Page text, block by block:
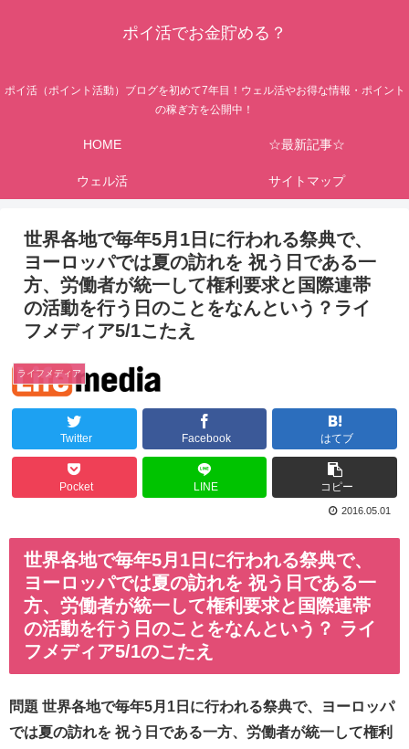
ポイ活でお金貯める？
ポイ活（ポイント活動）ブログを初めて7年目！ウェル活やお得な情報・ポイント
の稼ぎ方を公開中！
HOME ☆最新記事☆
ウェル活 サイトマップ
世界各地で毎年5月1日に行われる祭典で、
ヨーロッパでは夏の訪れを 祝う日である一
方、労働者が統一して権利要求と国際連帯
の活動を行う日のことをなんという？ライ
フメディア5/1こたえ
ライフメディア
Twitter Facebook はてブ
Pocket LINE コピー
2016.05.01
世界各地で毎年5月1日に行われる祭典で、
ヨーロッパでは夏の訪れを 祝う日である一
方、労働者が統一して権利要求と国際連帯
の活動を行う日のことをなんという？ ライ
フメディア5/1のこたえ
問題 世界各地で毎年5月1日に行われる祭典で、ヨーロッパ
では夏の訪れを 祝う日である一方、労働者が統一して権利